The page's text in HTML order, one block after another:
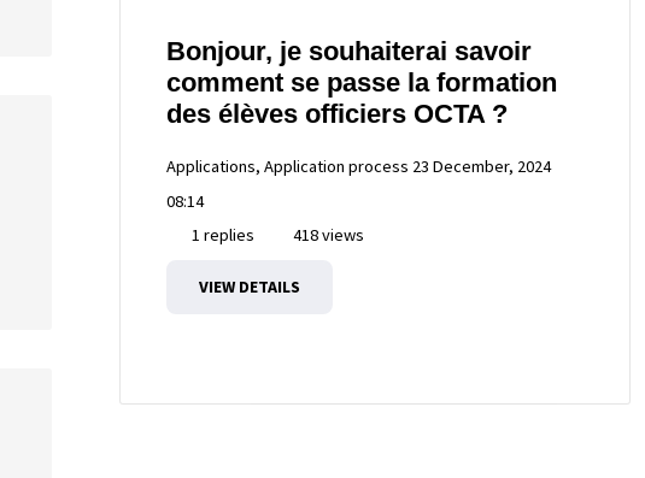
Bonjour, je souhaiterai savoir
comment se passe la formation
des élèves officiers OCTA ?
Applications, Application process 23 December, 2024
08:14
1 replies
418 views
VIEW DETAILS